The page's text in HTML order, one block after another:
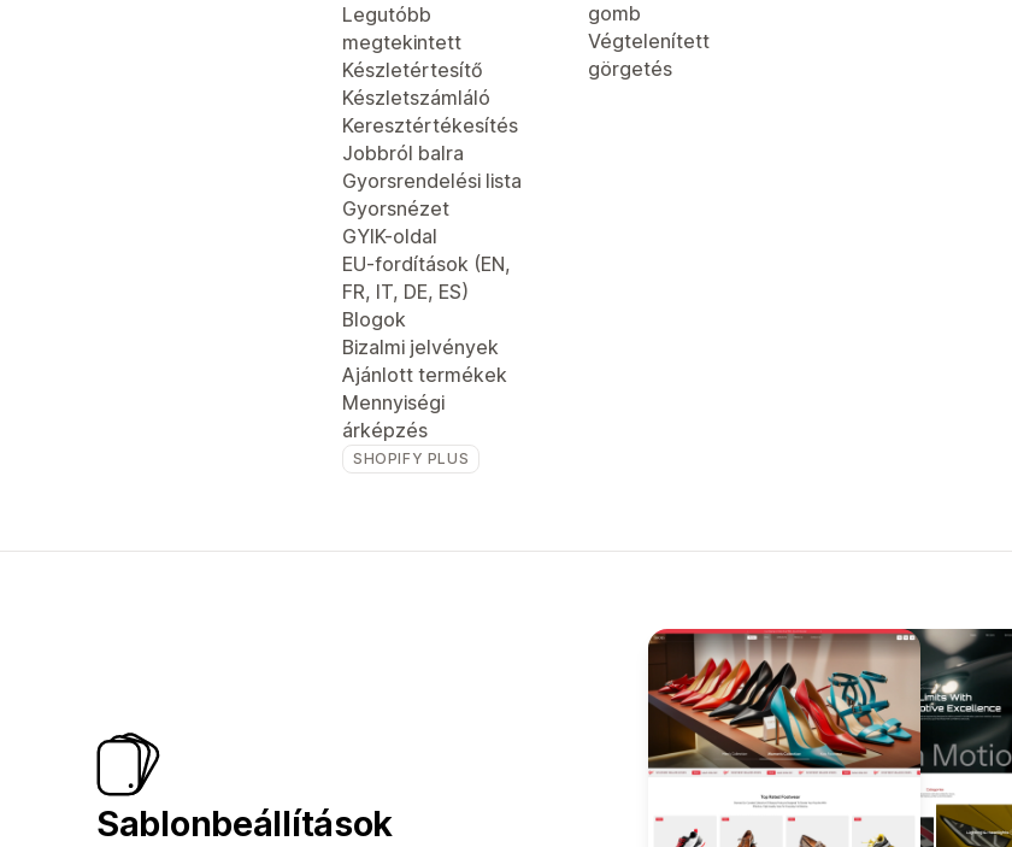
Legutóbb
megtekintett
Készletértesítő
Készletszámláló
Keresztértékesítés
Jobbról balra
Gyorsrendelési lista
Gyorsnézet
GYIK-oldal
EU-fordítások (EN,
FR, IT, DE, ES)
Blogok
Bizalmi jelvények
Ajánlott termékek
Mennyiségi
árképzés
SHOPIFY PLUS
gomb
Végtelenített
görgetés
Sablonbeállítások